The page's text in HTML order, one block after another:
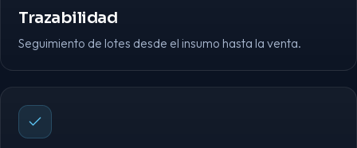
Trazabilidad
Seguimiento de lotes desde el insumo hasta la venta.